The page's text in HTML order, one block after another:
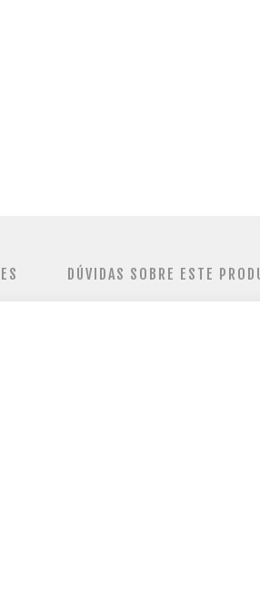
DÚVIDAS SOBRE ESTE